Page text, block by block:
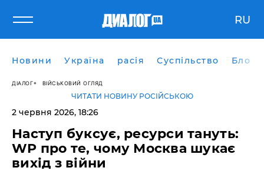
RU
Новини Україна расія Суспільство Блоги
ДІАЛОГ ВІЙСЬКОВИЙ ОГЛЯД
ЧИТАТИ НОВИНУ РОСІЙСЬКОЮ
2 червня 2026, 18:26
​Наступ буксує, ресурси тануть:
WP про те, чому Москва шукає
вихід з війни